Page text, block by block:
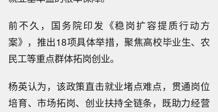
前不久，国务院印发《稳岗扩容提质行动方
案》，推出18项具体举措，聚焦高校毕业生、农
民工等重点群体拓岗创业。
杨英认为，该政策直击就业堵点难点，贯通岗位
培育、市场拓岗、创业扶持全链条，既助力经营